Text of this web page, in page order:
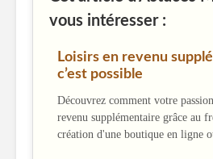
vous intéresser :
Loisirs en revenu
c’est possible
Découvrez comment votre
revenu supplémentaire grâce au
création d'une boutique en ligne